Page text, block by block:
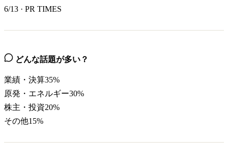
6/13 · PR TIMES
どんな話題が多い？
業績・決算35%
原発・エネルギー30%
株主・投資20%
その他15%